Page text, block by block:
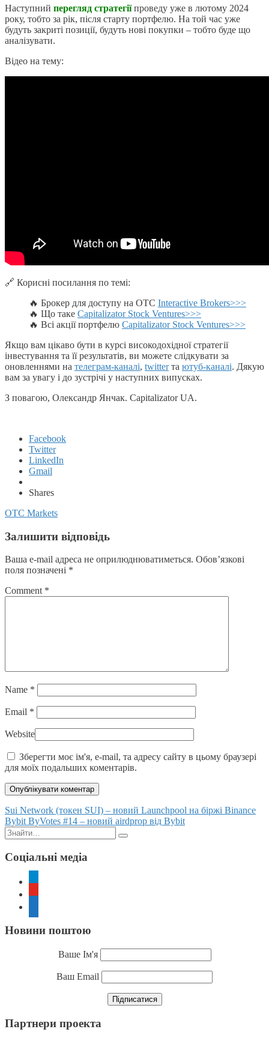
Наступний перегляд стратегіїпроведу уже в лютому 2024
року, тобто за рік, після старту портфелю. На той час уже
будуть закриті позиції, будуть нові покупки – тобто буде що
аналізувати.
Відео на тему:
🔗 Корисні посилання по темі:
🔥 Брокер для доступу на OTC Interactive Brokers>>>
🔥 Що таке Capitalizator Stock Ventures>>>
🔥 Всі акції портфелю Capitalizator Stock Ventures>>>
Якщо вам цікаво бути в курсі високодохідної стратегії
інвестування та її результатів, ви можете слідкувати за
оновленнями на телеграм-каналі, twitterта ютуб-каналі. Дякую
вам за увагу і до зустрічі у наступних випусках.
З повагою, Олександр Янчак. Capitalizator UA.
Facebook
Twitter
LinkedIn
Gmail
Shares
OTC Markets
Залишити відповідь
Ваша e-mail адреса не оприлюднюватиметься. Обов’язкові
поля позначені *
Comment *
Name *
Email *
Website
Зберегти моє ім'я, e-mail, та адресу сайту в цьому браузері
для моїх подальших коментарів.
Posts
navigation
Sui Network (токен SUI) – новий Launchpool на біржі Binance
Bybit ByVotes #14 – новий airdprop від Bybit
Пошук:
Соціальні медіа
Новини поштою
Ваше Ім'я
Ваш Email
Партнери проекта